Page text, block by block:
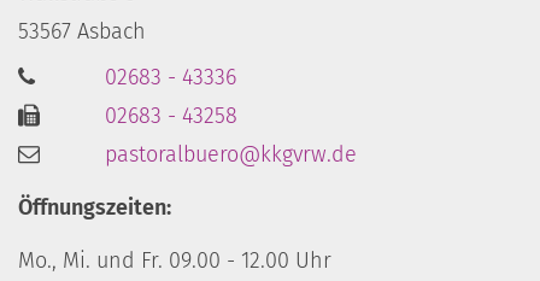
53567 Asbach
02683 - 43336
02683 - 43258
pastoralbuero@kkgvrw.de
Öffnungszeiten:
Mo., Mi. und Fr. 09.00 - 12.00 Uhr